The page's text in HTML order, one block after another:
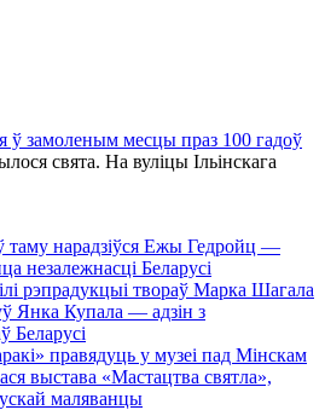
ў замоленым месцы праз 100 гадоў
свята. На вуліцы Ільінскага
таму нарадзіўся Ежы Гедройц —
незалежнасці Беларусі
рэпрадукцыі твораў Марка Шагала
Янка Купала — адзін з
Беларусі
правядуць у музеі пад Мінскам
выстава «Мастацтва святла»,
маляванцы